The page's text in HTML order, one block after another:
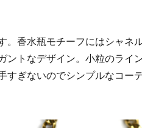
。香水瓶モチーフにはシャネ
ントなデザイン。小粒のライ
すぎないのでシンプルなコー